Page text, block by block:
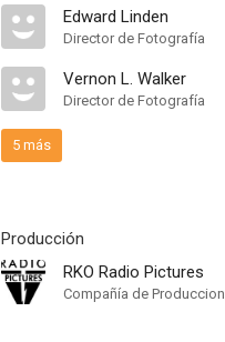
Edward Linden
Director de Fotografía
Vernon L. Walker
Director de Fotografía
5 más
Producción
RKO Radio Pictures
Compañía de Produccion